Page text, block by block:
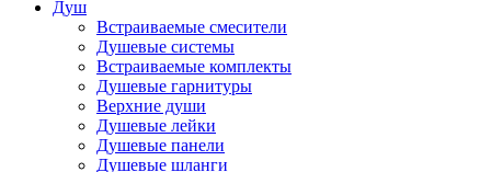
Душ
Встраиваемые смесители
Душевые системы
Встраиваемые комплекты
Душевые гарнитуры
Верхние души
Душевые лейки
Душевые панели
Душевые шланги